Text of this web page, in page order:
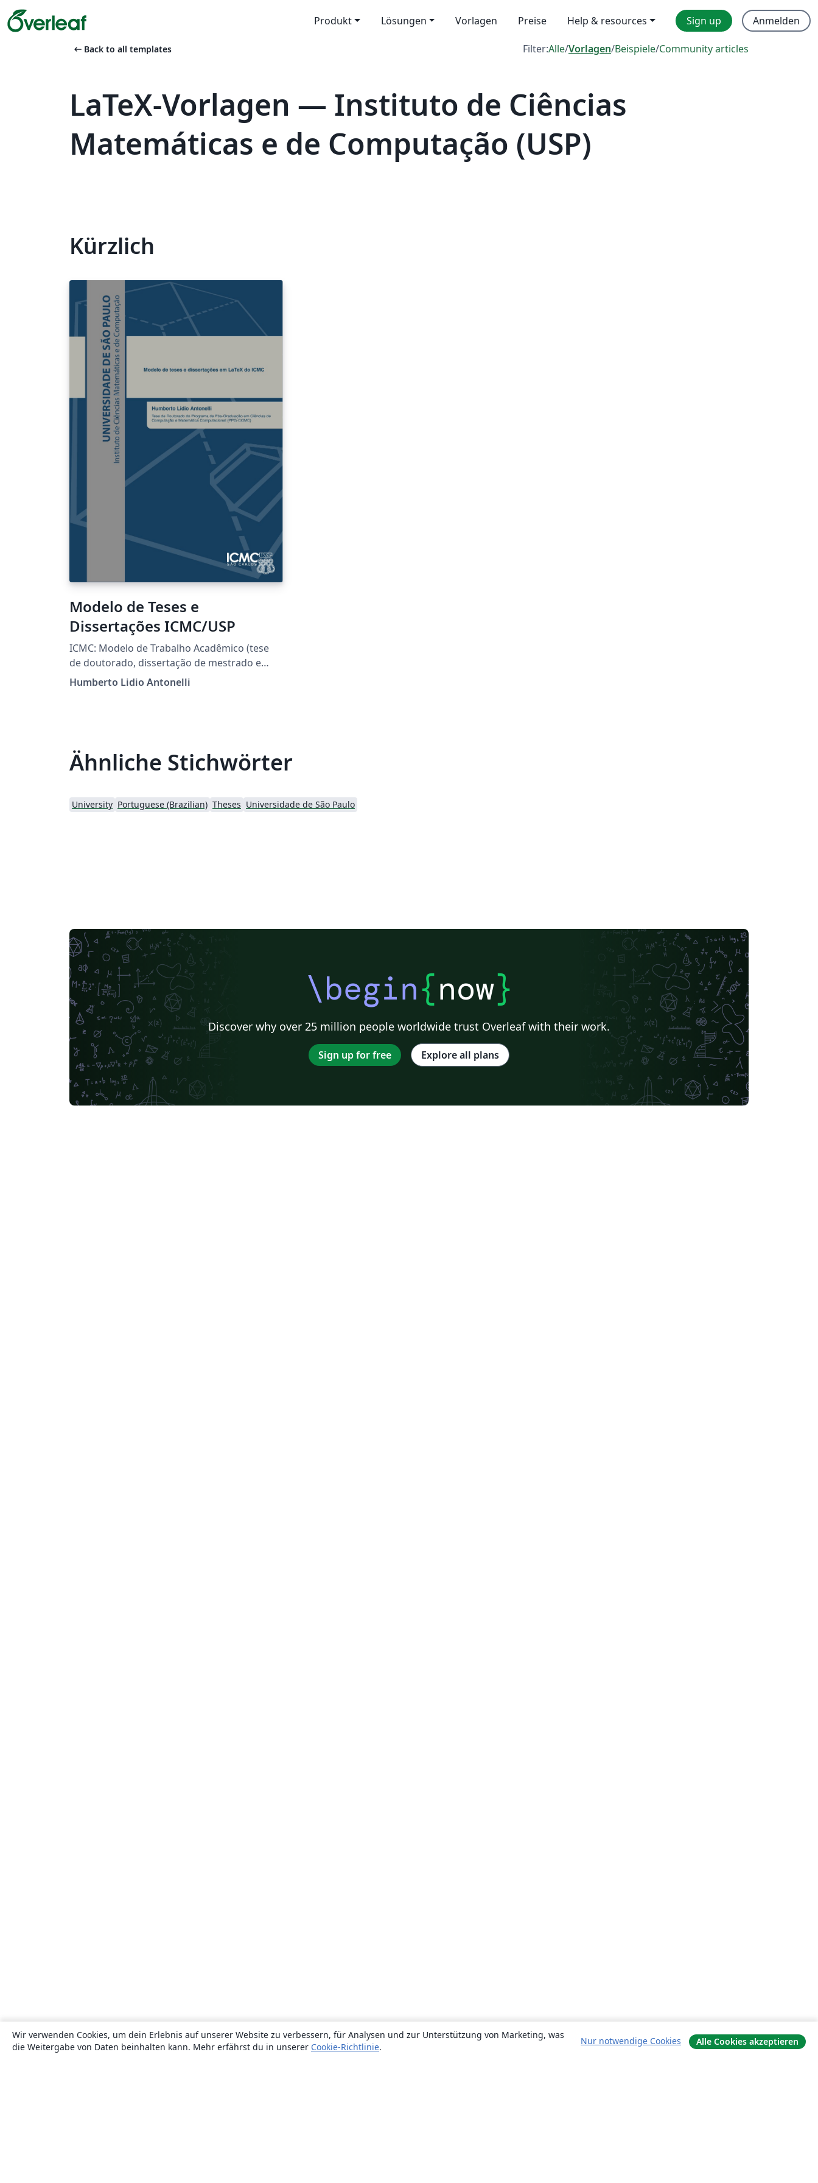
Produkt Lösungen Vorlagen Preise Help & resources Sign up Anmelden
arrow_left_alt Back to all templates Filter:Alle/Vorlagen/Beispiele/Community articles
LaTeX-Vorlagen — Instituto de Ciências
Matemáticas e de Computação (USP)
Kürzlich
Modelo de Teses e
Dissertações ICMC/USP
ICMC: Modelo de Trabalho Acadêmico (tese
de doutorado, dissertação de mestrado e
trabalhos monográficos em geral) em
model-icmc
Humberto Lidio Antonelli
Ähnliche Stichwörter
University Portuguese (Brazilian) Theses Universidade de São Paulo
\begin{now}
Discover why over 25 million people worldwide trust Overleaf with their work.
Sign up for free Explore all plans
Wir verwenden Cookies, um dein Erlebnis auf unserer Website zu verbessern, für Analysen und zur Unterstützung von Marketing, was
die Weitergabe von Daten beinhalten kann. Mehr erfährst du in unserer Cookie-Richtlinie.
Nur notwendige Cookies Alle Cookies akzeptieren